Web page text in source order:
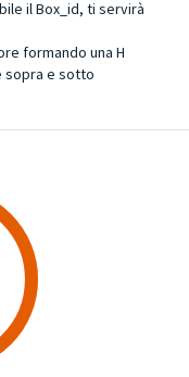
il Box_id, ti servirà
formando una H
sopra e sotto